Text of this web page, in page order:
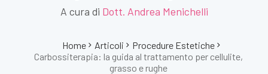
A cura di Dott. Andrea Menichelli
Home Articoli
Procedure Estetiche
Carbossiterapia: la guida al trattamento per cellulite,
grasso e rughe